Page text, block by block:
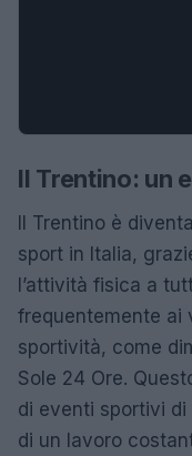
Il Trentino: un
Il Trentino è
sport in Italia,
l’attività fisica a
frequentemente ai
sportività, come
Sole 24 Ore.
di eventi sportivi
di un lavoro